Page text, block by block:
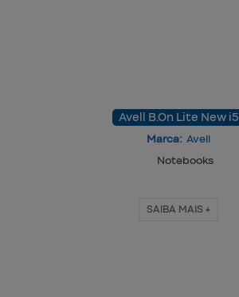
Avell B.On Lite New i5
Marca: Avell
Notebooks
SAIBA MAIS +